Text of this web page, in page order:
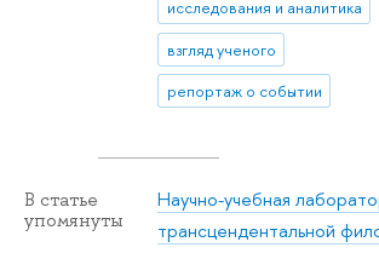
исследования и аналитика
взгляд ученого
репортаж о событии
В статье
упомянуты
Научно-учебная
трансцендентальной